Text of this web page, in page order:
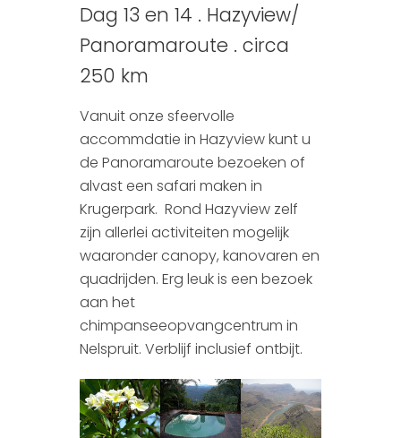
Dag 13 en 14 . Hazyview/
Panoramaroute . circa
250 km
Vanuit onze sfeervolle
accommdatie in Hazyview kunt u
de Panoramaroute bezoeken of
alvast een safari maken in
Krugerpark. Rond Hazyview zelf
zijn allerlei activiteiten mogelijk
waaronder canopy, kanovaren en
quadrijden. Erg leuk is een bezoek
aan het
chimpanseeopvangcentrum in
Nelspruit. Verblijf inclusief ontbijt.